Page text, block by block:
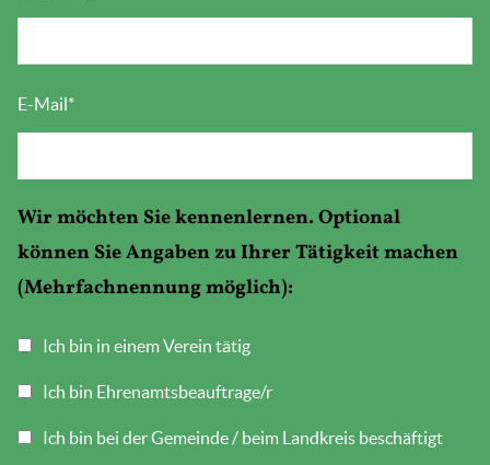
E-Mail*
Wir möchten Sie kennenlernen. Optional
können Sie Angaben zu Ihrer Tätigkeit machen
(Mehrfachnennung möglich):
Ich bin in einem Verein tätig
Ich bin Ehrenamtsbeauftrage/r
Ich bin bei der Gemeinde / beim Landkreis beschäftigt